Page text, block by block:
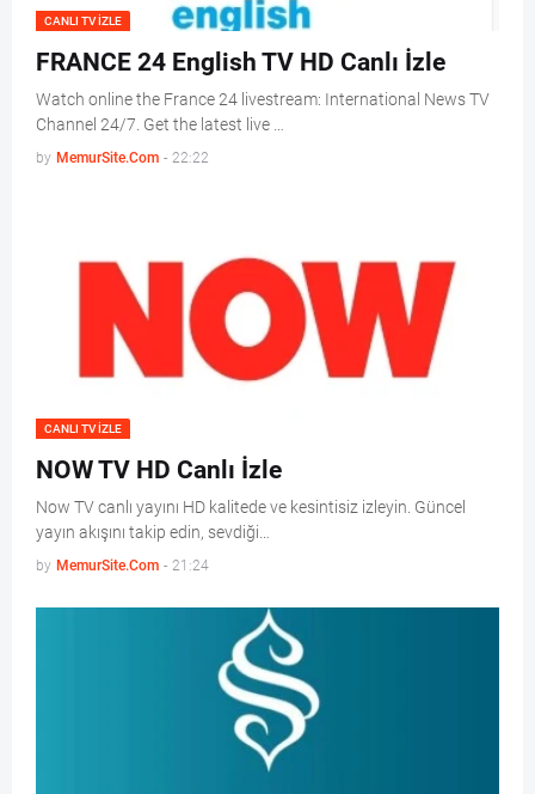
CANLI TV IZLE
FRANCE 24 English TV HD Canlı İzle
Watch online the France 24 livestream: International News TV
Channel 24/7. Get the latest live …
by MemurSite.Com - 22:22
CANLI TV IZLE
NOW TV HD Canlı İzle
Now TV canlı yayını HD kalitede ve kesintisiz izleyin. Güncel
yayın akışını takip edin, sevdiği…
by MemurSite.Com - 21:24